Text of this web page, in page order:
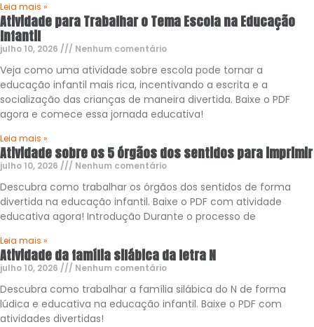
Leia mais »
Atividade para Trabalhar o Tema Escola na Educação
Infantil
julho 10, 2026 Nenhum comentário
Veja como uma atividade sobre escola pode tornar a
educação infantil mais rica, incentivando a escrita e a
socialização das crianças de maneira divertida. Baixe o PDF
agora e comece essa jornada educativa!
Leia mais »
Atividade sobre os 5 órgãos dos sentidos para imprimir
julho 10, 2026 Nenhum comentário
Descubra como trabalhar os órgãos dos sentidos de forma
divertida na educação infantil. Baixe o PDF com atividade
educativa agora! Introdução Durante o processo de
Leia mais »
Atividade da família silábica da letra N
julho 10, 2026 Nenhum comentário
Descubra como trabalhar a família silábica do N de forma
lúdica e educativa na educação infantil. Baixe o PDF com
atividades divertidas!